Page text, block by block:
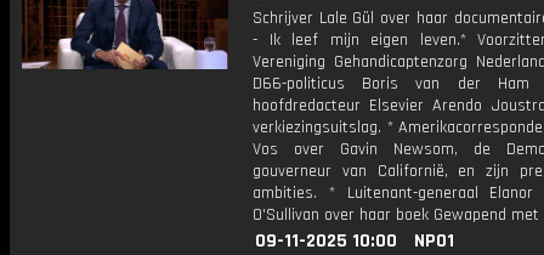
Schrijver Lale Gül over haar
- Ik leef mijn eigen leven.*
Vereniging Gehandicaptenzorg
D66-politicus Boris van der Ham
hoofdredacteur Elsevier Arendo
verkiezingsuitslag. *
Vos over Gavin Newsom, de
gouverneur van Californië, en zijn
ambities. * Luitenant-generaal Elanor
O'Sullivan over haar boek Gewapend met
09-11-2025 10:00
NPO1